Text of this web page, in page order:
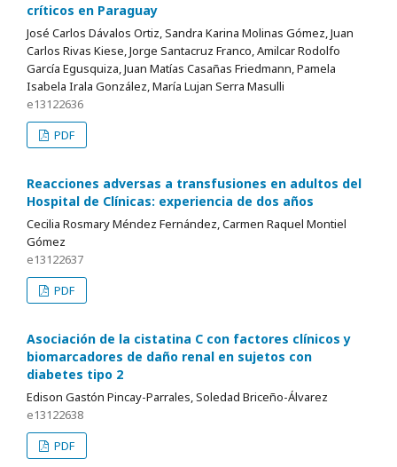
críticos en Paraguay
José Carlos Dávalos Ortiz, Sandra Karina Molinas Gómez, Juan
Carlos Rivas Kiese, Jorge Santacruz Franco, Amilcar Rodolfo
García Egusquiza, Juan Matías Casañas Friedmann, Pamela
Isabela Irala González, María Lujan Serra Masulli
e13122636
PDF
Reacciones adversas a transfusiones en adultos del
Hospital de Clínicas: experiencia de dos años
Cecilia Rosmary Méndez Fernández, Carmen Raquel Montiel
Gómez
e13122637
PDF
Asociación de la cistatina C con factores clínicos y
biomarcadores de daño renal en sujetos con
diabetes tipo 2
Edison Gastón Pincay-Parrales, Soledad Briceño-Álvarez
e13122638
PDF